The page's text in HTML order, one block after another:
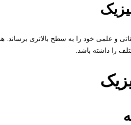
و علمی خود را به سطح بالاتری برساند.
را داشته باشد.